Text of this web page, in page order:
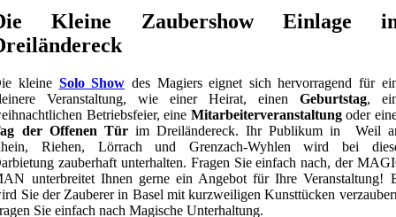
Kleine Zaubershow Einlage
kleine Solo Show des Magiers eignet sich hervorragend für
Veranstaltung, wie einer Heirat, einen Geburtstag,
Betriebsfeier, eine Mitarbeiterveranstaltungoder
der Offenen Türim Dreiländereck. Ihr Publikum in Weil
Riehen, Lörrach und Grenzach-Wyhlen wird bei
zauberhaft unterhalten. Fragen Sie einfach nach, der
unterbreitet Ihnen gerne ein Angebot für Ihre Veranstaltung!
Sie der Zauberer in Basel mit kurzweiligen Kunsttücken
Sie einfach nach Magische Unterhaltung.